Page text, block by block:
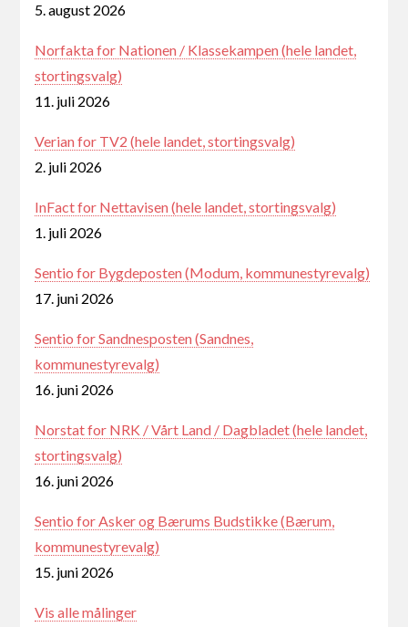
5. august 2026
Norfakta for Nationen / Klassekampen (hele landet,
stortingsvalg)
11. juli 2026
Verian for TV2 (hele landet, stortingsvalg)
2. juli 2026
InFact for Nettavisen (hele landet, stortingsvalg)
1. juli 2026
Sentio for Bygdeposten (Modum, kommunestyrevalg)
17. juni 2026
Sentio for Sandnesposten (Sandnes,
kommunestyrevalg)
16. juni 2026
Norstat for NRK / Vårt Land / Dagbladet (hele landet,
stortingsvalg)
16. juni 2026
Sentio for Asker og Bærums Budstikke (Bærum,
kommunestyrevalg)
15. juni 2026
Vis alle målinger